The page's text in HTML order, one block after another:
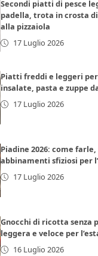
Secondi piatti di pesce
padella, trota in crosta
alla pizzaiola
17 Luglio 2026
Piatti freddi e leggeri per
insalate, pasta e zuppe
17 Luglio 2026
Piadine 2026: come
abbinamenti sfiziosi per
17 Luglio 2026
Gnocchi di ricotta senza
leggera e veloce per
16 Luglio 2026